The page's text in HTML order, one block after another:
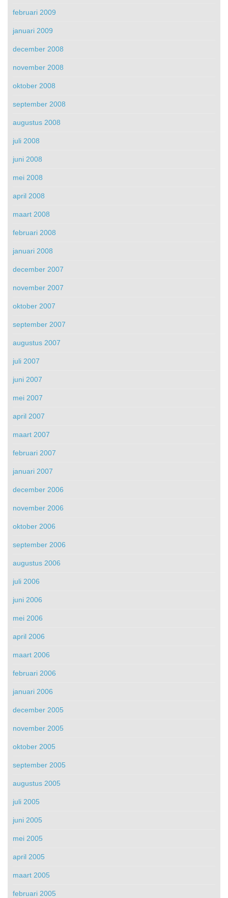
februari 2009
januari 2009
december 2008
november 2008
oktober 2008
september 2008
augustus 2008
juli 2008
juni 2008
mei 2008
april 2008
maart 2008
februari 2008
januari 2008
december 2007
november 2007
oktober 2007
september 2007
augustus 2007
juli 2007
juni 2007
mei 2007
april 2007
maart 2007
februari 2007
januari 2007
december 2006
november 2006
oktober 2006
september 2006
augustus 2006
juli 2006
juni 2006
mei 2006
april 2006
maart 2006
februari 2006
januari 2006
december 2005
november 2005
oktober 2005
september 2005
augustus 2005
juli 2005
juni 2005
mei 2005
april 2005
maart 2005
februari 2005